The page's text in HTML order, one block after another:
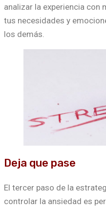
analizar la experiencia con
tus necesidades y
los demás.
Deja que pase
El tercer paso de la
controlar la ansiedad es